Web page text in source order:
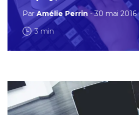
Par Amélie Perrin - 30 mai 2016
3 min